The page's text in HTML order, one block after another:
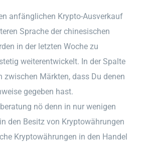
anfänglichen Krypto-Ausverkauf
Sprache der chinesischen
in der letzten Woche zu
weiterentwickelt. In der Spalte
zwischen Märkten, dass Du denen
gegeben hast.
nö denn in nur wenigen
den Besitz von Kryptowährungen
Kryptowährungen in den Handel